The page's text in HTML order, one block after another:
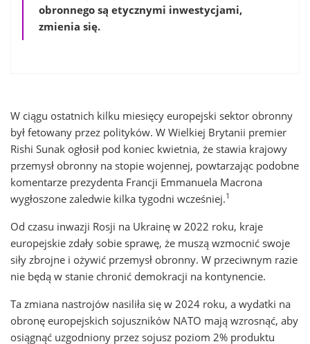
obronnego są etycznymi inwestycjami,
zmienia się.
W ciągu ostatnich kilku miesięcy europejski sektor obronny
był fetowany przez polityków. W Wielkiej Brytanii premier
Rishi Sunak ogłosił pod koniec kwietnia, że stawia krajowy
przemysł obronny na stopie wojennej, powtarzając podobne
komentarze prezydenta Francji Emmanuela Macrona
wygłoszone zaledwie kilka tygodni wcześniej.1
Od czasu inwazji Rosji na Ukrainę w 2022 roku, kraje
europejskie zdały sobie sprawę, że muszą wzmocnić swoje
siły zbrojne i ożywić przemysł obronny. W przeciwnym razie
nie będą w stanie chronić demokracji na kontynencie.
Ta zmiana nastrojów nasiliła się w 2024 roku, a wydatki na
obronę europejskich sojuszników NATO mają wzrosnąć, aby
osiągnąć uzgodniony przez sojusz poziom 2% produktu